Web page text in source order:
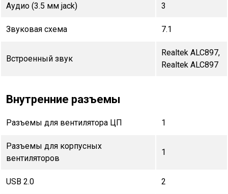
Аудио (3.5 мм jack) 3
Звуковая схема 7.1
Встроенный звук
Realtek ALC897,
Realtek ALC897
Внутренние разъемы
Разъемы для вентилятора ЦП 1
Разъемы для корпусных
вентиляторов
1
USB 2.0 2